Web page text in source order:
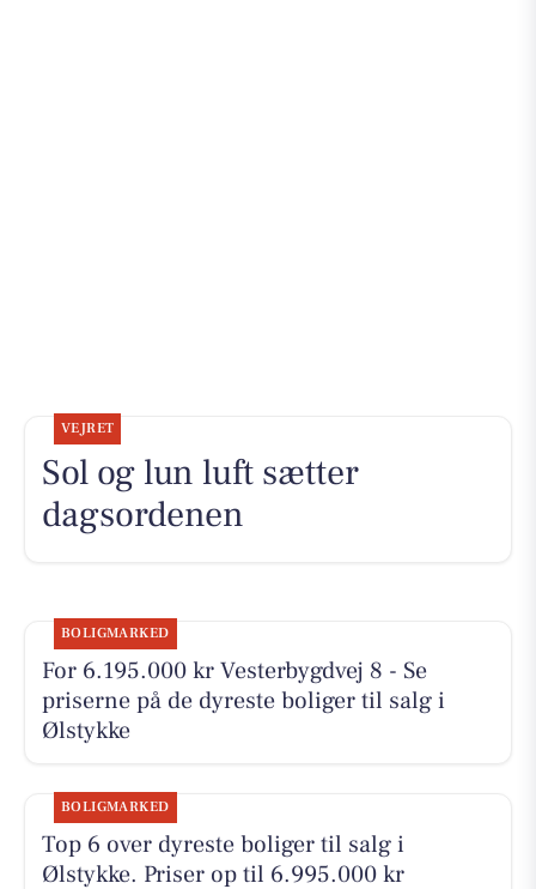
VEJRET
Sol og lun luft sætter
dagsordenen
BOLIGMARKED
For 6.195.000 kr Vesterbygdvej 8 - Se
priserne på de dyreste boliger til salg i
Ølstykke
BOLIGMARKED
Top 6 over dyreste boliger til salg i
Ølstykke. Priser op til 6.995.000 kr